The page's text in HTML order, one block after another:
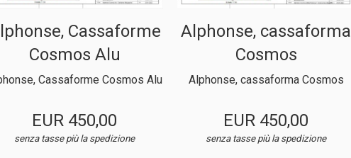
Cassaforme
Cosmos Alu
Cassaforme Cosmos Alu
EUR 450,00
senza tasse più la spedizione
Alphonse, cassaforma
Cosmos
Alphonse, cassaforma Cosmos
EUR 450,00
senza tasse più la spedizione